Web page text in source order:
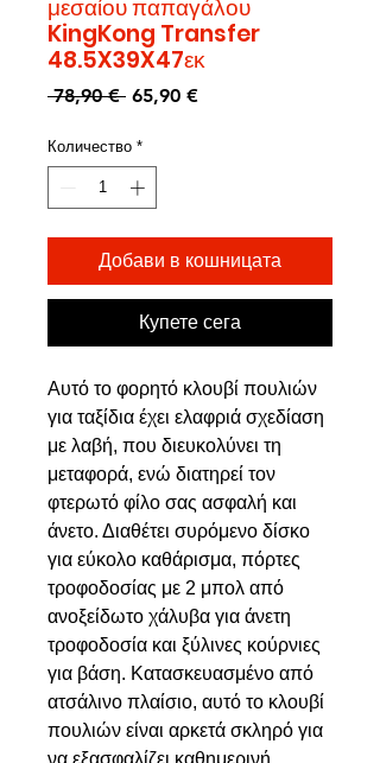
μεσαίου παπαγάλου
KingKong Transfer
48.5X39X47εκ
78,90 € Редовна
65,90 €Продажна
Количество *
Добави в кошницата
Купете сега
Αυτό το φορητό κλουβί πουλιών
για ταξίδια έχει ελαφριά σχεδίαση
με λαβή, που διευκολύνει τη
μεταφορά, ενώ διατηρεί τον
φτερωτό φίλο σας ασφαλή και
άνετο. Διαθέτει συρόμενο δίσκο
για εύκολο καθάρισμα, πόρτες
τροφοδοσίας με 2 μπολ από
ανοξείδωτο χάλυβα για άνετη
τροφοδοσία και ξύλινες κούρνιες
για βάση. Κατασκευασμένο από
ατσάλινο πλαίσιο, αυτό το κλουβί
πουλιών είναι αρκετά σκληρό για
να εξασφαλίζει καθημερινή